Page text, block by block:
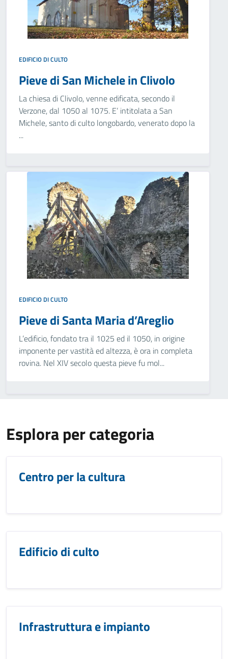
EDIFICIO DI CULTO
Pieve di San Michele in Clivolo
La chiesa di Clivolo, venne edificata, secondo il
Verzone, dal 1050 al 1075. E’ intitolata a San
Michele, santo di culto longobardo, venerato dopo la
...
EDIFICIO DI CULTO
Pieve di Santa Maria d’Areglio
L’edificio, fondato tra il 1025 ed il 1050, in origine
imponente per vastità ed altezza, è ora in completa
rovina. Nel XIV secolo questa pieve fu mol...
Esplora per categoria
Centro per la cultura
Edificio di culto
Infrastruttura e impianto